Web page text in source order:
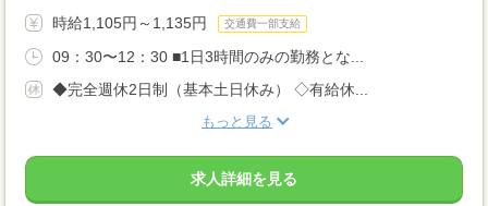
時給1,105円～1,135円 交通費一部支給
09：30〜12：30 ■1日3時間のみの勤務とな...
◆完全週休2日制（基本土日休み） ◇有給休...
もっと見る
求人詳細を見る